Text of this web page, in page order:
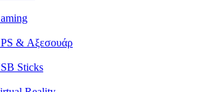
& Αξεσουάρ
Sticks